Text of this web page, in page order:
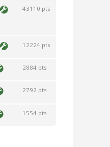
43110 pts
12224 pts
2884 pts
2792 pts
1554 pts